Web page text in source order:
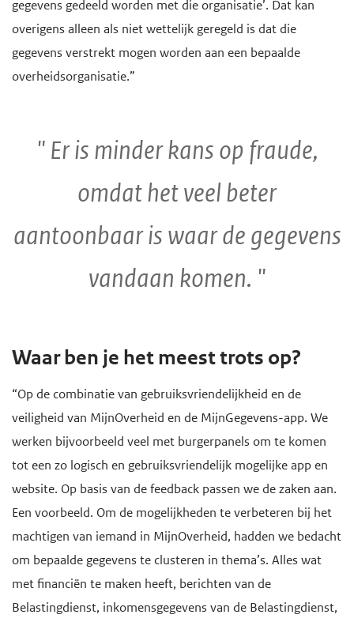
gegevens gedeeld worden met die organisatie’. Dat kan
overigens alleen als niet wettelijk geregeld is dat die
gegevens verstrekt mogen worden aan een bepaalde
overheidsorganisatie.”
Er is minder kans op fraude,
omdat het veel beter
aantoonbaar is waar de gegevens
vandaan komen.
Waar ben je het meest trots op?
“Op de combinatie van gebruiksvriendelijkheid en de
veiligheid van MijnOverheid en de MijnGegevens-app. We
werken bijvoorbeeld veel met burgerpanels om te komen
tot een zo logisch en gebruiksvriendelijk mogelijke app en
website. Op basis van de feedback passen we de zaken aan.
Een voorbeeld. Om de mogelijkheden te verbeteren bij het
machtigen van iemand in MijnOverheid, hadden we bedacht
om bepaalde gegevens te clusteren in thema’s. Alles wat
met financiën te maken heeft, berichten van de
Belastingdienst, inkomensgegevens van de Belastingdienst,